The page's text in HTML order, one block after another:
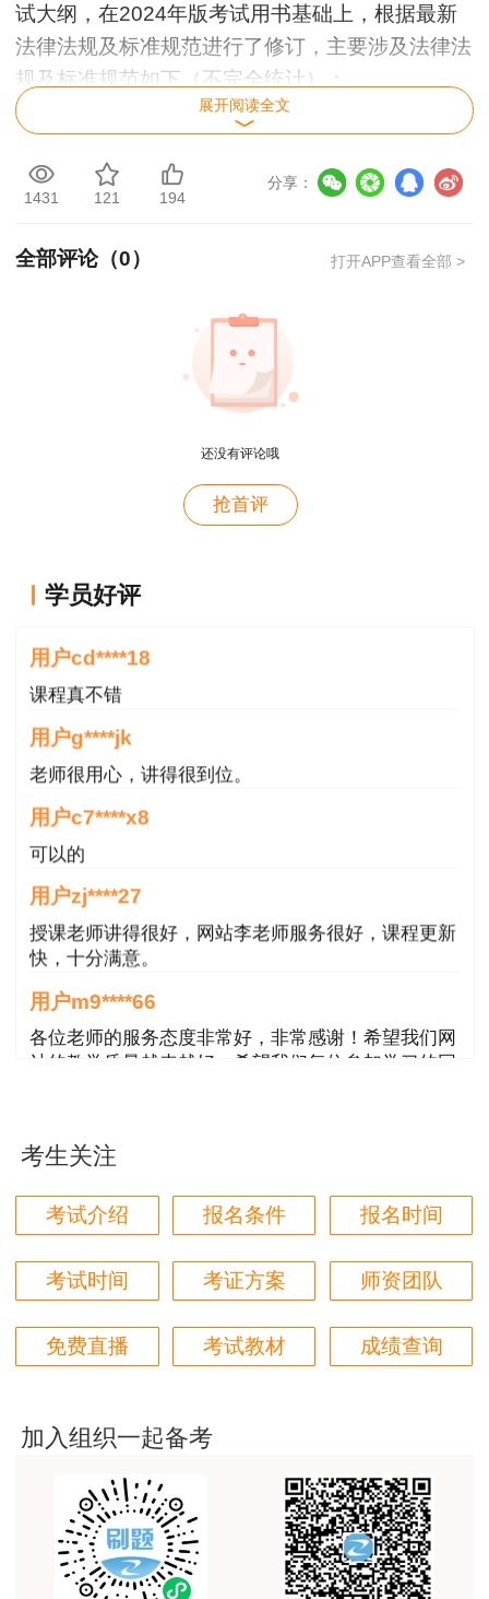
试大纲，在2024年版考试用书基础上，根据最新
法律法规及标准规范进行了修订，主要涉及法律法
规及标准规范如下（不完全统计）：
《建设工程工程量清单计价标准》 GB
50500-2024
订，涉及工程项目实施的方方面面：
法典>合同编通则若干问题的解释》
《公平竞争审查条例》
《拖欠农民工工资失信联合惩戒对象名单管理
《政府采购合作创新采购方式管理暂行办法》
（财库【2024】13号）、
《生产安全事故报告和调查处理条例》
《建设工程勘察设计管理条例》
《拖欠农民工工资失信联合惩戒对象名单管理
暂行办法》
《施工现场建筑垃圾减量化技术标准》
JGJ/T498-2024
《建筑与市政工程绿色施工评价标准》
GB/T50640-2023
《钢筋套筒灌浆连接应用技术规程（2023
版）》JGJ355-2015
施工工艺、设备和材料淘汰目录（第一批）》
国家发展和改革委员会等八部委第16号令
《招标投标领域公平竞争审查规则》
理目录的决定》（国发〔2024〕11号）
《水利部关于进一步优化调整水利工程建设项
目施工准备工程开工条件的通知》（水建设
【2024】90号）
展开阅读全文
1431 121 194
分享：
全部评论（0） 打开APP查看全部 >
还没有评论哦
抢首评
学员好评
老师讲的深入浅出，风趣幽默。编的记忆口诀也很助
用户zh****86
用户cd****18
课程真不错
用户g****jk
老师很用心，讲得很到位。
用户c7****x8
可以的
用户zj****27
授课老师讲得很好，网站李老师服务很好，课程更新
快，十分满意。
用户m9****66
各位老师的服务态度非常好，非常感谢！希望我们网
站的教学质量越来越好，希望我们每位参加学习的同
用户m9****66
对本次课程购买的老师的服务态度非常满意。希望我
们网站教学质量越来越高。祝大家都取得满意的结
用户m5****66
3位老师，讲的都非常的好，
用户m5****66
用户m9****88
建设工程教育网很给力，课程逻辑清晰，老师讲解通
俗易懂，重点突出，模拟题质量高，押题卷压中的知
识点很多，尤其是实务简答题秘籍压中将近70%的小
问，让小白学员也能一次过四门，十分给力，值得推
荐[强][强]
考生关注
考试介绍 报名条件 报名时间
考试时间 考证方案 师资团队
免费直播 考试教材 成绩查询
加入组织一起备考